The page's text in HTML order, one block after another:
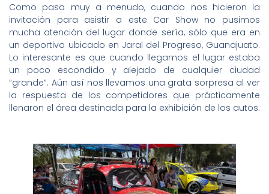
Como pasa muy a menudo, cuando nos hicieron la
invitación para asistir a este Car Show no pusimos
mucha atención del lugar donde sería, sólo que era en
un deportivo ubicado en Jaral del Progreso, Guanajuato.
Lo interesante es que cuando llegamos el lugar estaba
un poco escondido y alejado de cualquier ciudad
“grande”. Aún así nos llevamos una grata sorpresa al ver
la respuesta de los competidores que prácticamente
llenaron el área destinada para la exhibición de los autos.